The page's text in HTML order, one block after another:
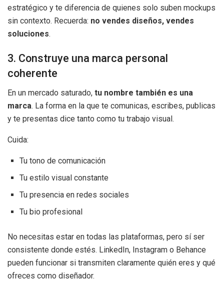
estratégico y te diferencia de quienes solo suben mockups
sin contexto. Recuerda: no vendes diseños, vendes
soluciones.
3. Construye una marca personal
coherente
En un mercado saturado, tu nombre también es una
marca. La forma en la que te comunicas, escribes, publicas
y te presentas dice tanto como tu trabajo visual.
Cuida:
Tu tono de comunicación
Tu estilo visual constante
Tu presencia en redes sociales
Tu bio profesional
No necesitas estar en todas las plataformas, pero sí ser
consistente donde estés. LinkedIn, Instagram o Behance
pueden funcionar si transmiten claramente quién eres y qué
ofreces como diseñador.